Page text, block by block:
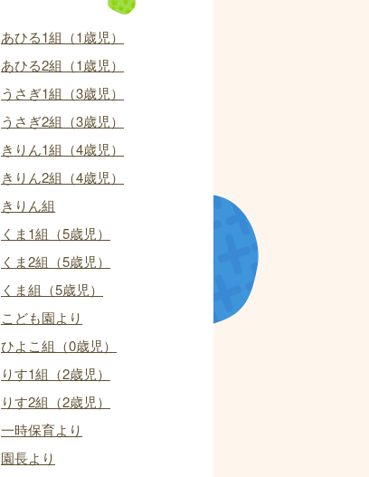
あひる1組（1歳児）
あひる2組（1歳児）
うさぎ1組（3歳児）
うさぎ2組（3歳児）
きりん1組（4歳児）
きりん2組（4歳児）
きりん組
くま1組（5歳児）
くま2組（5歳児）
くま組（5歳児）
こども園より
ひよこ組（0歳児）
りす1組（2歳児）
りす2組（2歳児）
一時保育より
園長より